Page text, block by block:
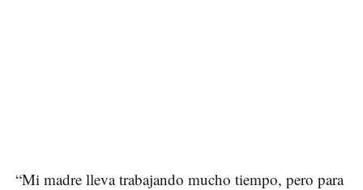
“Mi madre lleva trabajando mucho tiempo, pero para